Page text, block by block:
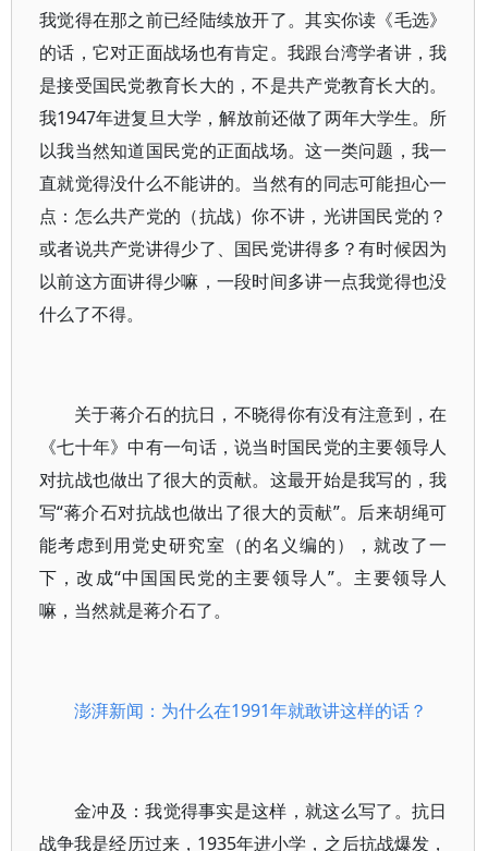
我觉得在那之前已经陆续放开了。其实你读《毛选》
的话，它对正面战场也有肯定。我跟台湾学者讲，我
是接受国民党教育长大的，不是共产党教育长大的。
我1947年进复旦大学，解放前还做了两年大学生。所
以我当然知道国民党的正面战场。这一类问题，我一
直就觉得没什么不能讲的。当然有的同志可能担心一
点：怎么共产党的（抗战）你不讲，光讲国民党的？
或者说共产党讲得少了、国民党讲得多？有时候因为
以前这方面讲得少嘛，一段时间多讲一点我觉得也没
什么了不得。
关于蒋介石的抗日，不晓得你有没有注意到，在
《七十年》中有一句话，说当时国民党的主要领导人
对抗战也做出了很大的贡献。这最开始是我写的，我
写“蒋介石对抗战也做出了很大的贡献”。后来胡绳可
能考虑到用党史研究室（的名义编的），就改了一
下，改成“中国国民党的主要领导人”。主要领导人
嘛，当然就是蒋介石了。
澎湃新闻：为什么在1991年就敢讲这样的话？
金冲及：我觉得事实是这样，就这么写了。抗日
战争我是经历过来，1935年进小学，之后抗战爆发，